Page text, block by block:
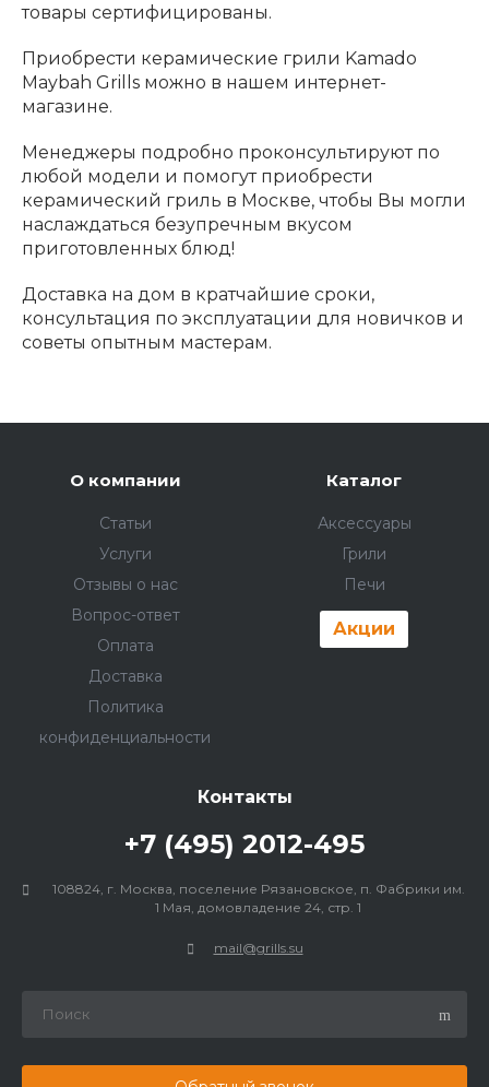
товары сертифицированы.
Приобрести керамические грили Kamado
Maybah Grills можно в нашем интернет-
магазине.
Менеджеры подробно проконсультируют по
любой модели и помогут приобрести
керамический гриль в Москве, чтобы Вы могли
наслаждаться безупречным вкусом
приготовленных блюд!
Доставка на дом в кратчайшие сроки,
консультация по эксплуатации для новичков и
советы опытным мастерам.
О компании
Статьи
Услуги
Отзывы о нас
Вопрос-ответ
Оплата
Доставка
Политика
конфиденциальности
Каталог
Аксессуары
Грили
Печи
Акции
Контакты
+7 (495) 2012-495
108824, г. Москва, поселение Рязановское, п. Фабрики им.
1 Мая, домовладение 24, стр. 1
mail@grills.su